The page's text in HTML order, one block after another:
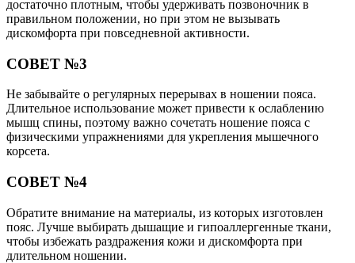
достаточно плотным, чтобы удерживать позвоночник в
правильном положении, но при этом не вызывать
дискомфорта при повседневной активности.
СОВЕТ №3
Не забывайте о регулярных перерывах в ношении пояса.
Длительное использование может привести к ослаблению
мышц спины, поэтому важно сочетать ношение пояса с
физическими упражнениями для укрепления мышечного
корсета.
СОВЕТ №4
Обратите внимание на материалы, из которых изготовлен
пояс. Лучше выбирать дышащие и гипоаллергенные ткани,
чтобы избежать раздражения кожи и дискомфорта при
длительном ношении.